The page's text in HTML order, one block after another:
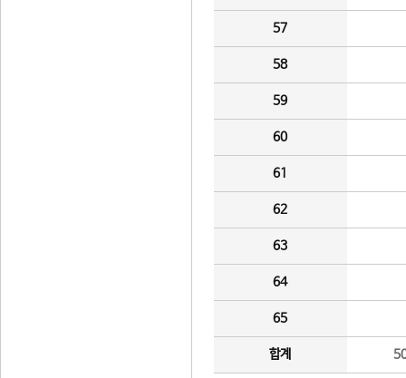
57
58
59
60
61
62
63
64
65
합계